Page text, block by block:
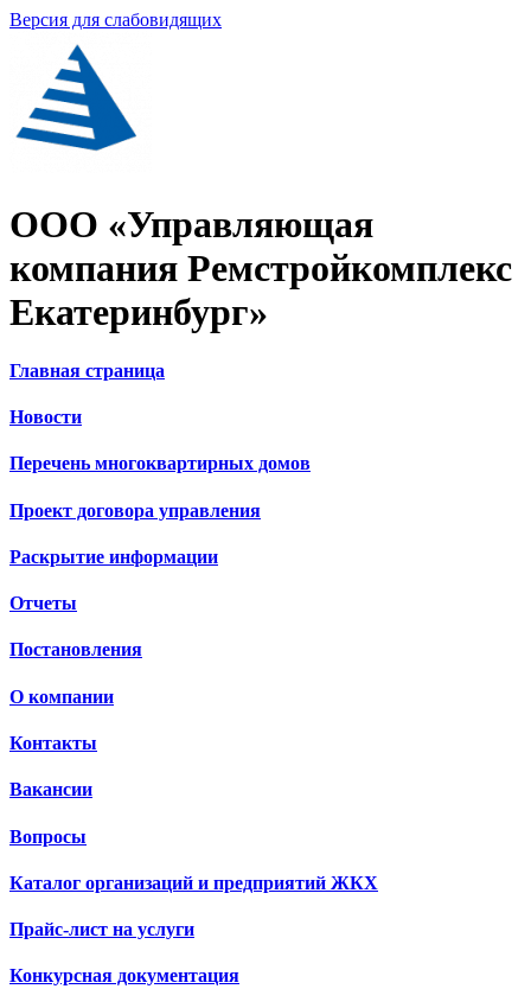
Версия для слабовидящих
ООО «Управляющая
компания Ремстройкомплекс
Екатеринбург»
Главная страница
Новости
Перечень многоквартирных домов
Проект договора управления
Раскрытие информации
Отчеты
Постановления
О компании
Контакты
Вакансии
Вопросы
Каталог организаций и предприятий ЖКХ
Прайс-лист на услуги
Конкурсная документация